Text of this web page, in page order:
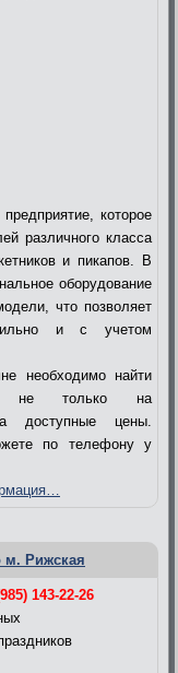
которое
различного класса
и пикапов. В
оборудование
что позволяет
и с учетом
необходимо найти
не только на
доступные цены.
по телефону у
м. Рижская
143-22-26